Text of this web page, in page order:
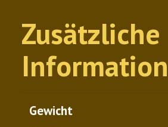
Zusätzliche
Information
Gewicht